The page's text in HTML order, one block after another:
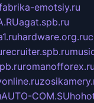
emotsiy.ru
agat.spb.ru
hardware.org.ru
recruiter.spb.ru
romanofforex.ru
AUTO-COM.SU